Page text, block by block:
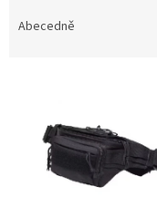
Abecedně